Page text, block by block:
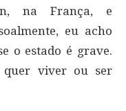
na França, e
eu acho
o estado é grave.
quer viver ou ser